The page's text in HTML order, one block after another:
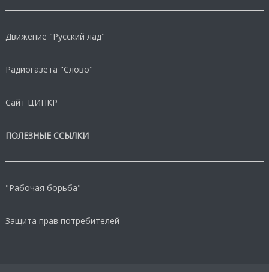
Движение "Русский лад"
Радиогазета "Слово"
Сайт ЦИПКР
ПОЛЕЗНЫЕ ССЫЛКИ
"Рабочая борьба"
Защита прав потребителей